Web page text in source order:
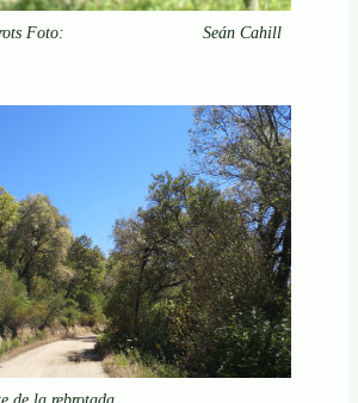
rebrots Foto: Seán Cahill